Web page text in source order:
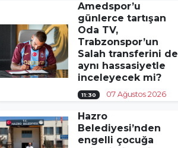
Amedspor’u
günlerce tartışan
Oda TV,
Trabzonspor’un
Salah transferini de
aynı hassasiyetle
inceleyecek mi?
11:30 07 Ağustos 2026
Hazro
Belediyesi’nden
engelli çocuğa